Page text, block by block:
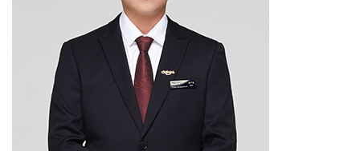
中式套餐
炸鸡系列
饮料甜品
新闻中心